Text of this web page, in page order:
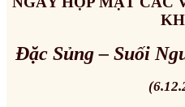
Đặc Sủng – Suối